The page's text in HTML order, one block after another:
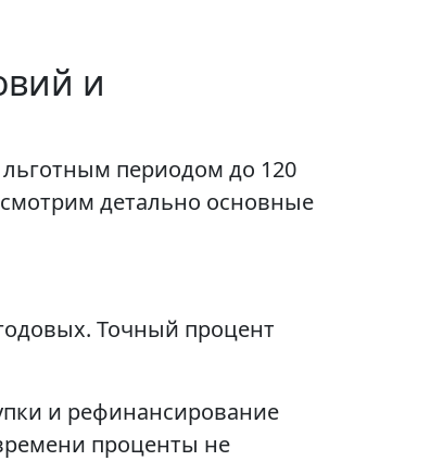
и
периодом до 120
детально основные
Точный процент
и рефинансирование
проценты не